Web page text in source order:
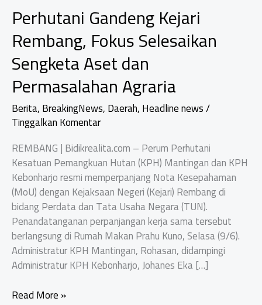
Perhutani Gandeng Kejari
Rembang, Fokus Selesaikan
Sengketa Aset dan
Permasalahan Agraria
Berita,BreakingNews,Daerah,Headline news/
Tinggalkan Komentar
REMBANG | Bidikrealita.com – Perum Perhutani
Kesatuan Pemangkuan Hutan (KPH) Mantingan dan KPH
Kebonharjo resmi memperpanjang Nota Kesepahaman
(MoU) dengan Kejaksaan Negeri (Kejari) Rembang di
bidang Perdata dan Tata Usaha Negara (TUN).
Penandatanganan perpanjangan kerja sama tersebut
berlangsung di Rumah Makan Prahu Kuno, Selasa (9/6).
Administratur KPH Mantingan, Rohasan, didampingi
Administratur KPH Kebonharjo, Johanes Eka […]
Perhutani
Read More »